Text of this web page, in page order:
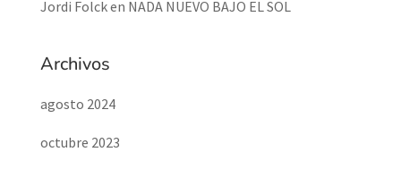
Jordi Folcken NADA NUEVO BAJO EL SOL
Archivos
agosto 2024
octubre 2023